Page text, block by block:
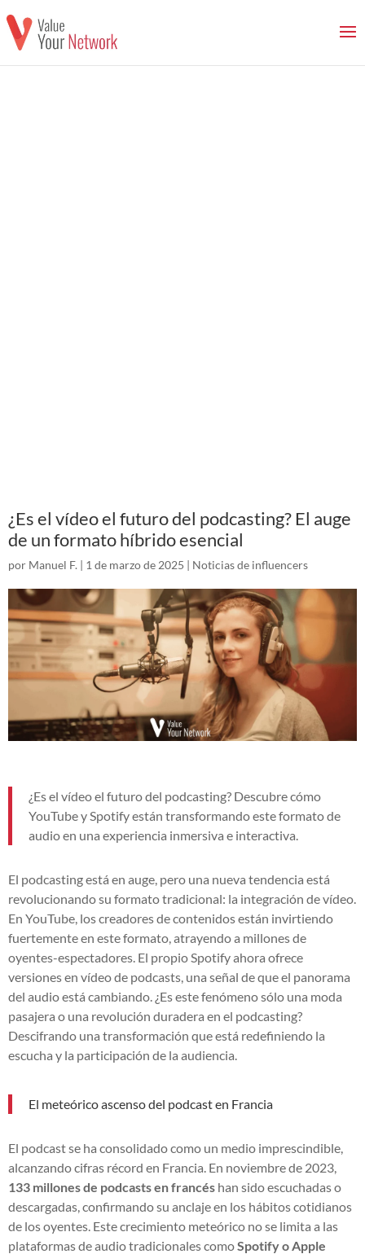
¿Es el vídeo el futuro del podcasting? El auge
de un formato híbrido esencial
por Manuel F. | 1 de marzo de 2025 | Noticias de influencers
¿Es el vídeo el futuro del podcasting? Descubre cómo
YouTube y Spotify están transformando este formato de
audio en una experiencia inmersiva e interactiva.
El podcasting está en auge, pero una nueva tendencia está
revolucionando su formato tradicional: la integración de vídeo.
En YouTube, los creadores de contenidos están invirtiendo
fuertemente en este formato, atrayendo a millones de
oyentes-espectadores. El propio Spotify ahora ofrece
versiones en vídeo de podcasts, una señal de que el panorama
del audio está cambiando. ¿Es este fenómeno sólo una moda
pasajera o una revolución duradera en el podcasting?
Descifrando una transformación que está redefiniendo la
escucha y la participación de la audiencia.
El meteórico ascenso del podcast en Francia
El podcast se ha consolidado como un medio imprescindible,
alcanzando cifras récord en Francia. En noviembre de 2023,
133 millones de podcasts en francés han sido escuchadas o
descargadas, confirmando su anclaje en los hábitos cotidianos
de los oyentes. Este crecimiento meteórico no se limita a las
plataformas de audio tradicionales comoSpotify o Apple